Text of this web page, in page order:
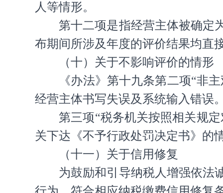
人等情形。
第十二项是指经营主体被确定
布期间所涉及年度的评价结果均直
（十）关于不影响评价的情形
《办法》第十九条第二项“非
经营主体书写失误及系统输入错误
第三项“税务机关按照相关规
关下达《不予行政处罚决定书》的
（十一）关于信用修复
为鼓励和引导纳税人增强依法